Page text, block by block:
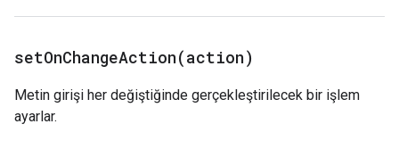
setOnChangeAction(action)
Metin girişi her değiştiğinde gerçekleştirilecek bir işlem
ayarlar.